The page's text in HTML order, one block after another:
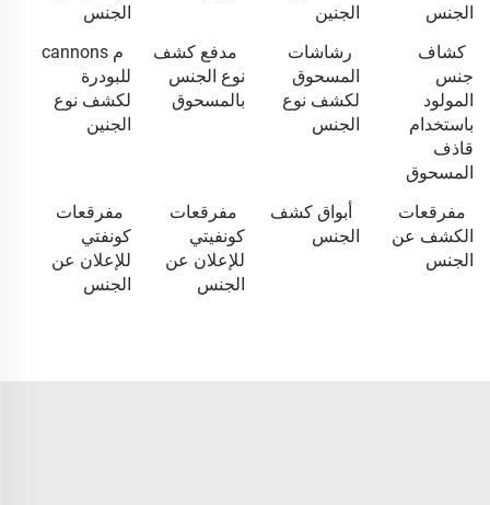
الجنس
الجنين
الجنس
كشاف
جنس
المولود
باستخدام
قاذف
المسحوق
رشاشات
المسحوق
لكشف نوع
الجنس
مدفع كشف
نوع الجنس
بالمسحوق
م cannons
للبودرة
لكشف نوع
الجنين
مفرقعات
الكشف عن
الجنس
أبواق كشف
الجنس
مفرقعات
كونفيتي
للإعلان عن
الجنس
مفرقعات
كونفتي
للإعلان عن
الجنس